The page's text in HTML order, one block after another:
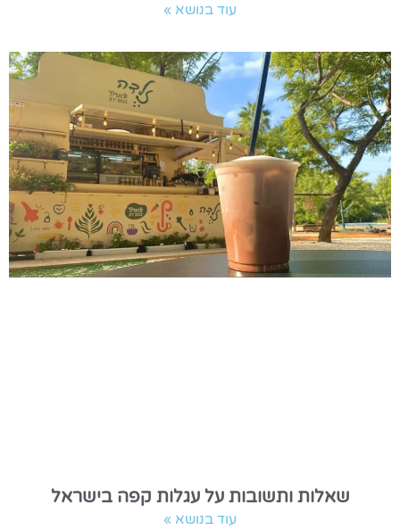
עוד בנושא »
שאלות ותשובות על עגלות קפה בישראל
עוד בנושא »